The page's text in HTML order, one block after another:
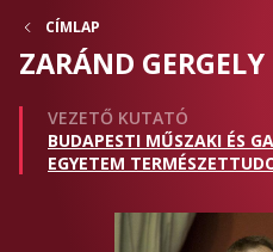
CÍMLAP
ZARÁND GERGELY
VEZETŐ KUTATÓ
BUDAPESTI MŰSZAKI ÉS
EGYETEM